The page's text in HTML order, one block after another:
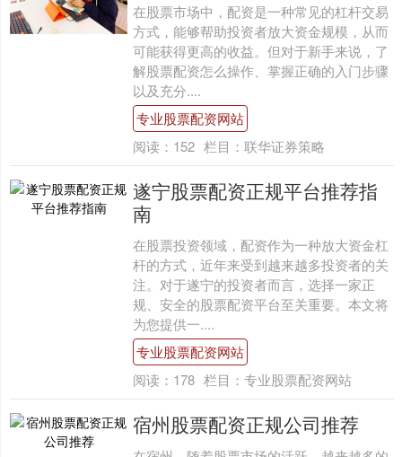
在股票市场中，配资是一种常见的杠杆交易
方式，能够帮助投资者放大资金规模，从而
可能获得更高的收益。但对于新手来说，了
解股票配资怎么操作、掌握正确的入门步骤
以及充分....
专业股票配资网站
阅读： 152 栏目： 联华证券策略
遂宁股票配资正规平台推荐指
南
在股票投资领域，配资作为一种放大资金杠
杆的方式，近年来受到越来越多投资者的关
注。对于遂宁的投资者而言，选择一家正
规、安全的股票配资平台至关重要。本文将
为您提供一....
专业股票配资网站
阅读： 178 栏目： 专业股票配资网站
宿州股票配资正规公司推荐